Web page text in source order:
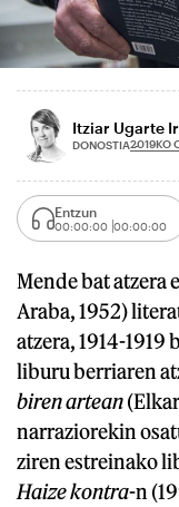
Itziar Ugarte
DONOSTIA2019KO
Entzun
00:00:00 00:00:00
Mende bat atzera
Araba, 1952)
atzera, 1914-
liburu berriaren
biren artean
narraziorekin
ziren estreinako
Haize kontra-n